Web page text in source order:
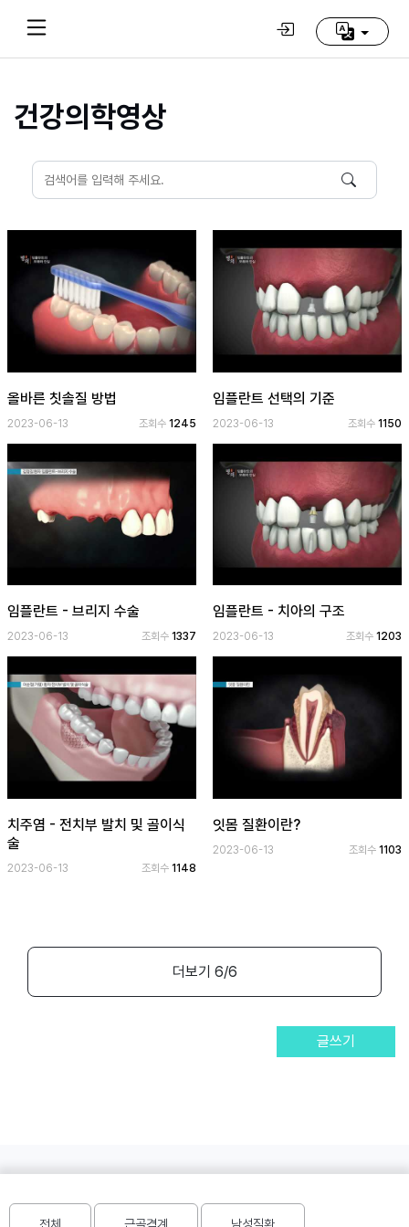
(current)
동
신
학
추
영
상
공
개
과
정
버
과
정
게
시
아
보
기
하
건강의학영상
전체 근골격계 남성질환
올바른 칫솔질 방법
2023-06-13 조회수1245
임플란트 선택의 기준
2023-06-13 조회수 1150
임플란트 - 브리지 수술
2023-06-13 조회수1337
임플란트 - 치아의 구조
2023-06-13 조회수 1203
치주염 - 전치부 발치 및 골이식
술
2023-06-13 조회수1148
잇몸 질환이란?
2023-06-13 조회수 1103
더보기 6/6
글쓰기
학습상담 : 1577-1691